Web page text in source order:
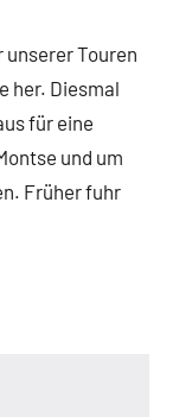
unserer Touren
her. Diesmal
für eine
und um
Früher fuhr